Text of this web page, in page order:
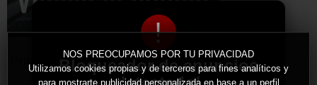
!
Bloqueador de anuncios
NOS PREOCUPAMOS POR TU PRIVACIDAD
Utilizamos cookies propias y de terceros para fines analíticos y
para mostrarte publicidad personalizada en base a un perfil
Publicidad